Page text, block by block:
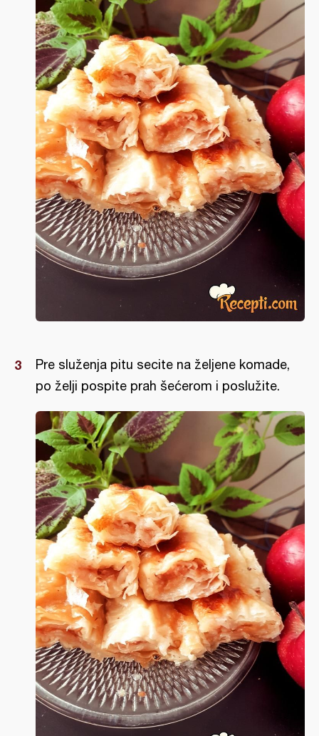
Pre služenja pitu secite na željene komade,
po želji pospite prah šećerom i poslužite.